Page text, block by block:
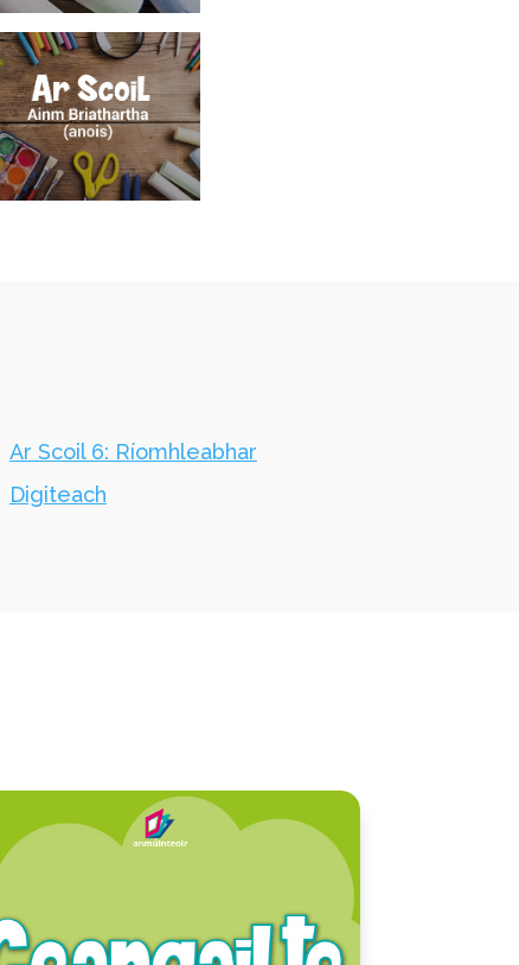
Ar Scoil 6: Ríomhleabhar
Digiteach